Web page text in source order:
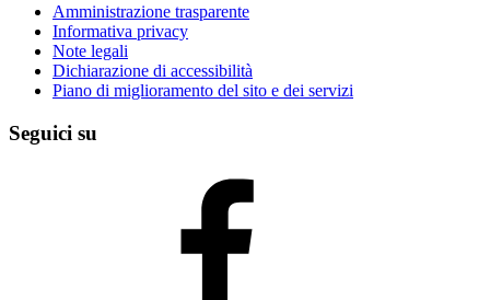
Amministrazione trasparente
Informativa privacy
Note legali
Dichiarazione di accessibilità
Piano di miglioramento del sito e dei servizi
Seguici su